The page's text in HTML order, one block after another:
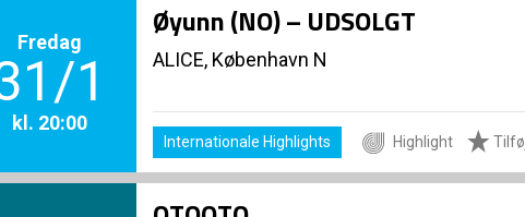
Fredag
1
kl. 20:00
Øyunn (NO) – UDSOLGT
ALICE, København N
Internationale Highlights Highlight